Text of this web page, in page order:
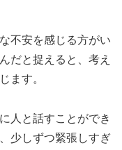
不安を感じる方がい
だと捉えると、考え
ます。
人と話すことができ
少しずつ緊張しすぎ